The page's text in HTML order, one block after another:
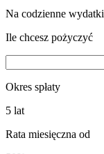
Na codzienne wydatki
Ile chcesz pożyczyć
Okres spłaty
5 lat
Rata miesięczna od